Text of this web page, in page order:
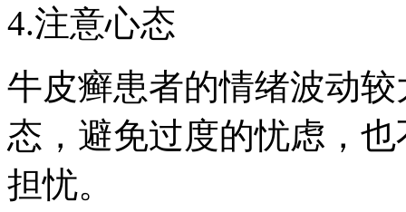
4.注意心态
牛皮癣患者的情绪波动
态，避免过度的忧虑，
担忧。